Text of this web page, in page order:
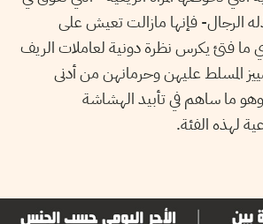
الرجال- فإنها مازالت تعيش على
ما فتئ يكرس نظرة دونية لعاملات الريف
المسلط عليهن وحرمانهن من أدنى
ما ساهم في تأبيد الهشاشة
لهذه الفئة.